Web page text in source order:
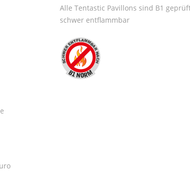
Alle Tentastic Pavillons sind B1
schwer entflammbar